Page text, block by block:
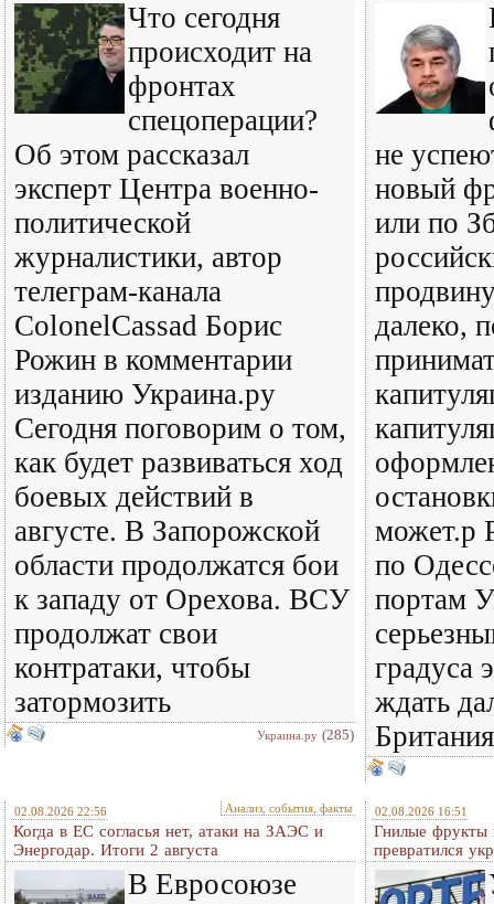
Что сегодня
происходит на
фронтах
спецоперации?
Об этом рассказал
эксперт Центра военно-
политической
журналистики, автор
телеграм-канала
ColonelCassad Борис
Рожин в комментарии
изданию Украина.ру
Сегодня поговорим о том,
как будет развиваться ход
боевых действий в
августе. В Запорожской
области продолжатся бои
к западу от Орехова. ВСУ
продолжат свои
контратаки, чтобы
затормозить
Украина.ру (285)
не
новый
или по
далеко,
может.р
по
портам
градуса
ждать
02.08.2026 22:56 Анализ, события, факты
Когда в ЕС согласья нет, атаки на ЗАЭС и
Энергодар. Итоги 2 августа
В Евросоюзе
02.08.2026 16:51
Гнилые фрукты
превратился